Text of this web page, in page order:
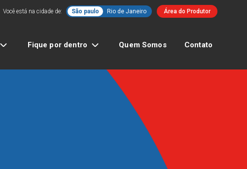
Você está na cidade de: São paulo Rio de Janeiro Área do Produtor
Fique por dentro Quem Somos Contato